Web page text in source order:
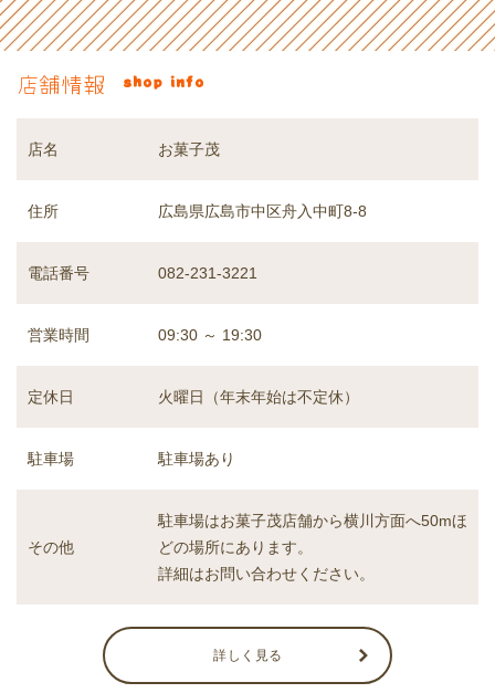
店舗情報 shop info
店名 お菓子茂
住所 広島県広島市中区舟入中町8-8
電話番号 082-231-3221
営業時間 09:30 ～ 19:30
定休日 火曜日（年末年始は不定休）
駐車場 駐車場あり
その他
駐車場はお菓子茂店舗から横川方面へ50mほ
どの場所にあります。
詳細はお問い合わせください。
詳しく見る